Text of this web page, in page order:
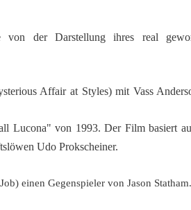
der Darstellung ihres real
Affair at Styles) mit Vass
Lucona" von 1993. Der Film basiert
Udo Prokscheiner.
einen Gegenspieler von Jason Statham.